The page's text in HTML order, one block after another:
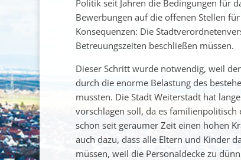
Politik seit Jahren die Bedingungen für
Bewerbungen auf die offenen Stellen
Konsequenzen: Die
Betreuungszeiten beschließen müssen.
Dieser Schritt wurde notwendig, weil
durch die enorme Belastung des
mussten. Die Stadt Weiterstadt hat
vorschlagen soll, da es familienpolitisch
schon seit geraumer Zeit einen hohen
auch dazu, dass alle Eltern und Kinder
müssen, weil die Personaldecke zu